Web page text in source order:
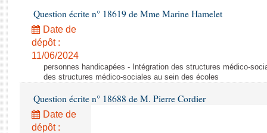
Question écrite n° 18619 de Mme Marine Hamelet
Date de
dépôt :
11/06/2024
personnes handicapées - Intégration des structures médico-
des structures médico-sociales au sein des écoles
Question écrite n° 18688 de M. Pierre Cordier
Date de
dépôt :